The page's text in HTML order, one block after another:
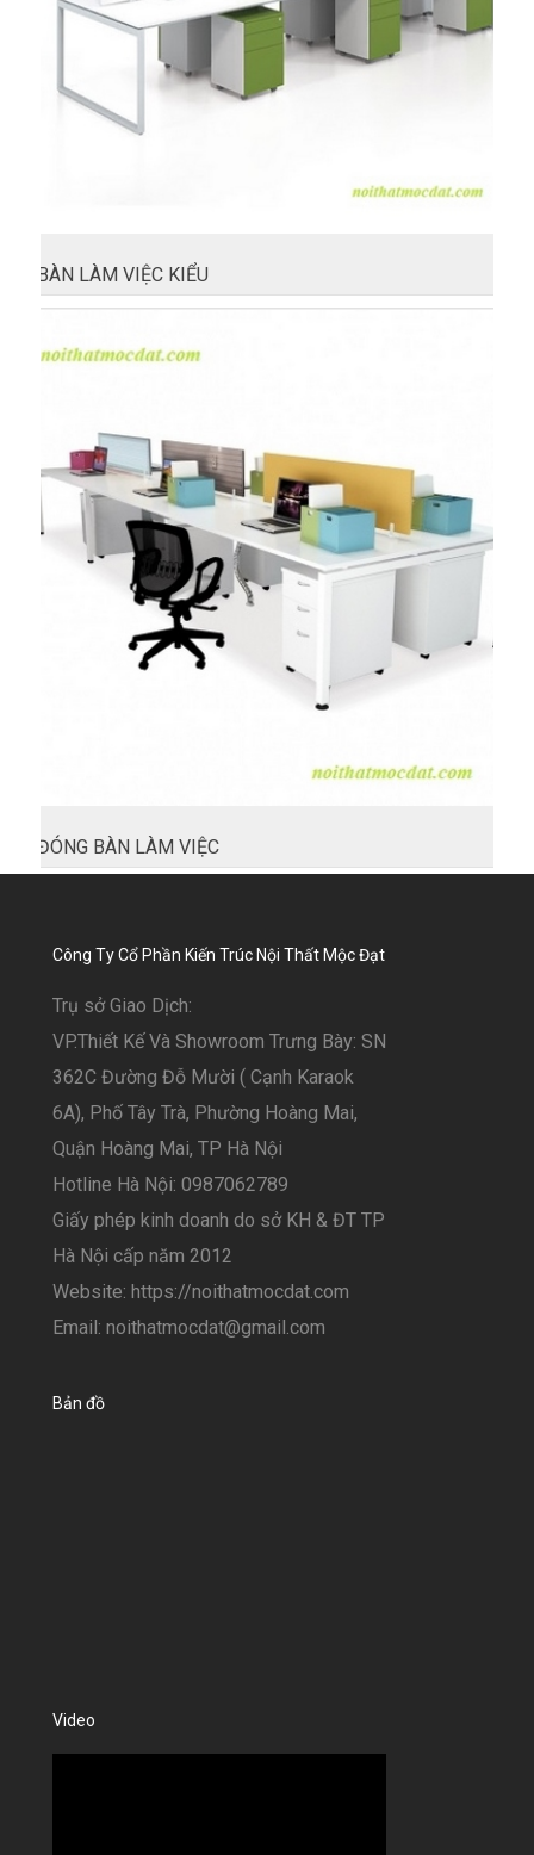
BÀN LÀM VIỆC KIỂU
ĐÓNG BÀN LÀM VIỆC
Công Ty Cổ Phần Kiến Trúc Nội Thất Mộc Đạt
Trụ sở Giao Dịch:
VP.Thiết Kế Và Showroom Trưng Bày: SN
362C Đường Đỗ Mười ( Cạnh Karaok
6A), Phố Tây Trà, Phường Hoàng Mai,
Quận Hoàng Mai, TP Hà Nội
Hotline Hà Nội: 0987062789
Giấy phép kinh doanh do sở KH & ĐT TP
Hà Nội cấp năm 2012
Website: https://noithatmocdat.com
Email: noithatmocdat@gmail.com
Bản đồ
Video